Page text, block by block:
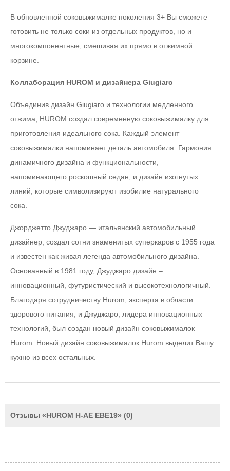
В обновленной соковыжималке поколения 3+ Вы сможете
готовить не только соки из отдельных продуктов, но и
многокомпонентные, смешивая их прямо в отжимной
корзине.
Коллаборация HUROM и дизайнера Giugiaro
Объединив дизайн Giugiaro и технологии медленного
отжима, HUROM создал современную соковыжималку для
приготовления идеального сока. Каждый элемент
соковыжималки напоминает деталь автомобиля. Гармония
динамичного дизайна и функциональности,
напоминающего роскошный седан, и дизайн изогнутых
линий, которые символизируют изобилие натурального
сока.
Джорджетто Джуджаро — итальянский автомобильный
дизайнер, создал сотни знаменитых суперкаров с 1955 года
и известен как живая легенда автомобильного дизайна.
Основанный в 1981 году, Джуджаро дизайн –
инновационный, футуристический и высокотехнологичный.
Благодаря сотрудничеству Hurom, эксперта в области
здорового питания, и Джуджаро, лидера инновационных
технологий, был создан новый дизайн соковыжималок
Hurom. Новый дизайн соковыжималок Hurom выделит Вашу
кухню из всех остальных.
Отзывы «HUROM H-AE EBE19» (0)